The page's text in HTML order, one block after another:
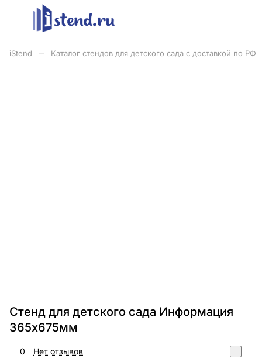
iStend Каталог стендов для детского сада с доставкой по РФ
Стенд для детского сада Информация
365х675мм
0 Нет отзывов